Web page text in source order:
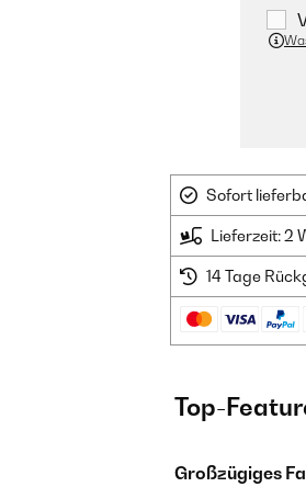
Sofort
Lieferzeit: 2
14 Tage
Top-
Großzügiges